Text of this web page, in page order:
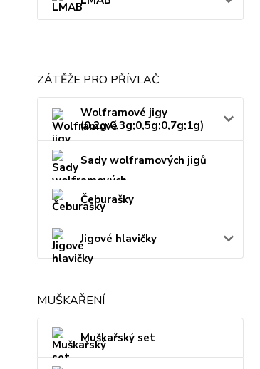
ZÁTĚŽE PRO PŘÍVLAČ
Wolframové jigy
(0,2g;0,3g;0,5g;0,7g;1g)
Sady wolframových jigů
Čeburašky
Jigové hlavičky
MUŠKAŘENÍ
Muškařský set